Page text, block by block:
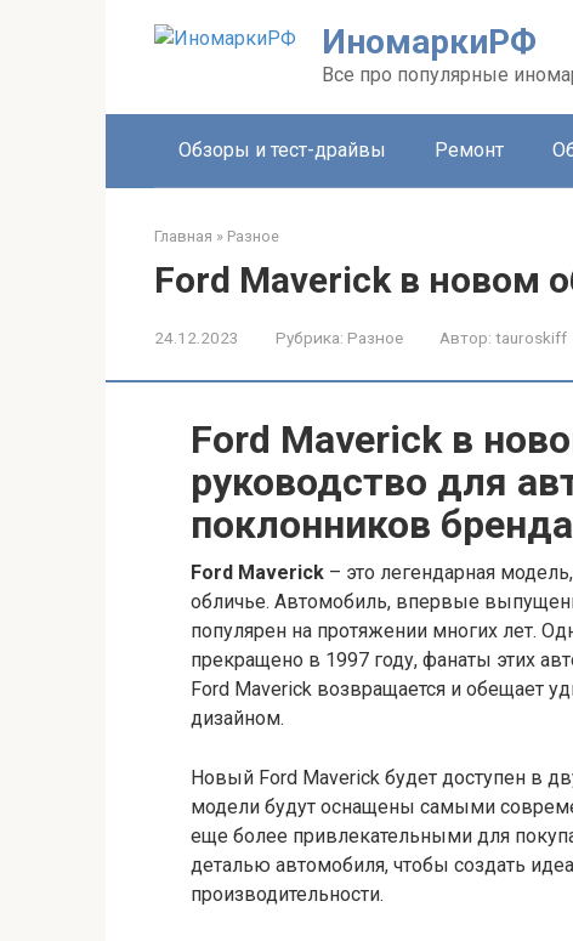
ИномаркиРФ
Все про популярные
Обзоры и тест-драйвы Ремонт
Главная » Разное
Ford Maverick в новом
24.12.2023 Рубрика: Разное Автор: tauroskiff
Ford Maverick в
руководство для
поклонников бренда
Ford Maverick – это легендарная
обличье. Автомобиль, впервые
популярен на протяжении многих лет.
прекращено в 1997 году, фанаты этих
Ford Maverick возвращается и обещает
дизайном.
Новый Ford Maverick будет доступен в
модели будут оснащены самыми
еще более привлекательными для
деталью автомобиля, чтобы создать
производительности.